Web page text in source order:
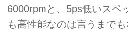
6000rpmと、5ps低いスペ
も高性能なのは言うまでも